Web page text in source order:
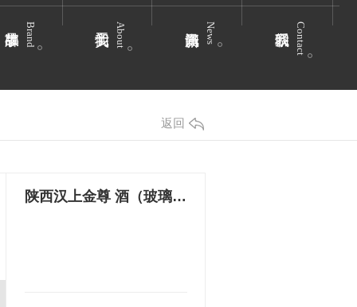
Brand About News Contact
返回
陕西汉上金尊 酒（玻璃瓶）